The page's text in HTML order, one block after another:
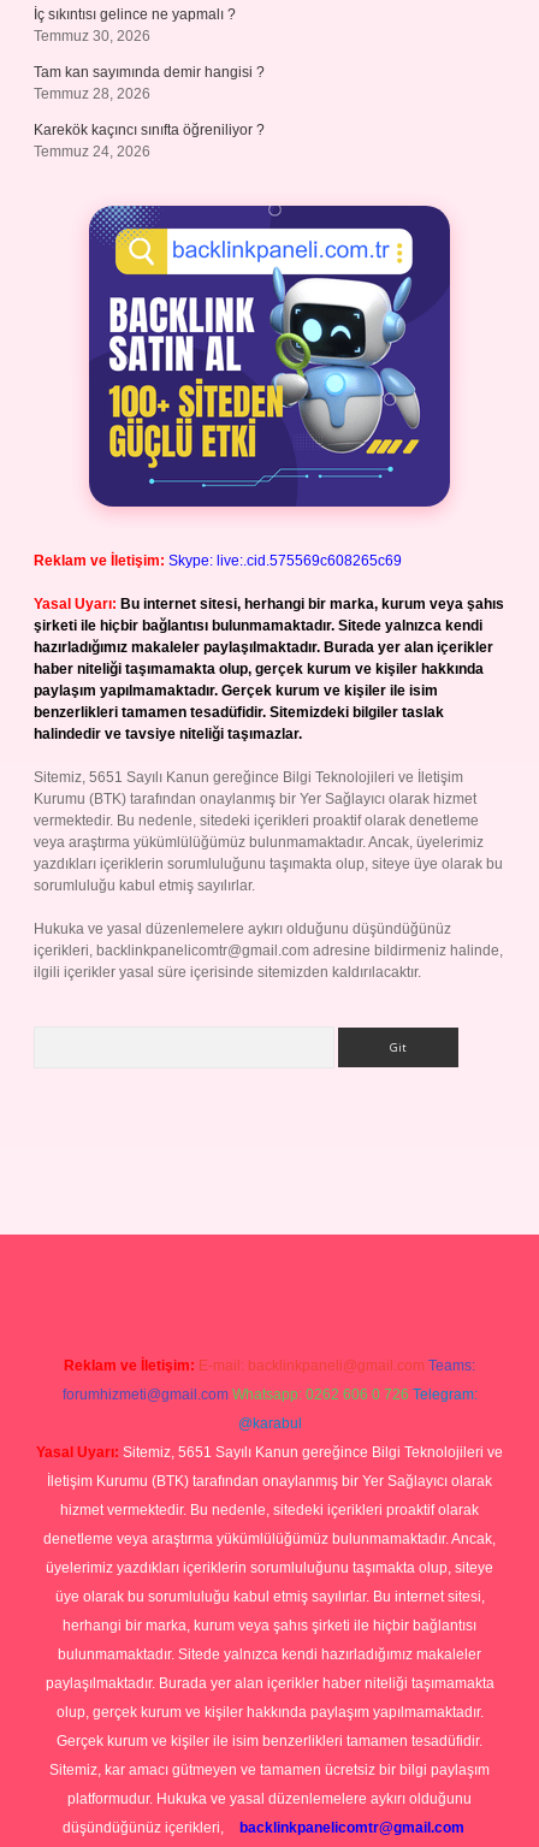
İç sıkıntısı gelince ne yapmalı ?
Temmuz 30, 2026
Tam kan sayımında demir hangisi ?
Temmuz 28, 2026
Karekök kaçıncı sınıfta öğreniliyor ?
Temmuz 24, 2026
Reklam ve İletişim: Skype: live:.cid.575569c608265c69
Yasal Uyarı: Bu internet sitesi, herhangi bir marka, kurum veya şahıs
şirketi ile hiçbir bağlantısı bulunmamaktadır. Sitede yalnızca kendi
hazırladığımız makaleler paylaşılmaktadır. Burada yer alan içerikler
haber niteliği taşımamakta olup, gerçek kurum ve kişiler hakkında
paylaşım yapılmamaktadır. Gerçek kurum ve kişiler ile isim
benzerlikleri tamamen tesadüfidir. Sitemizdeki bilgiler taslak
halindedir ve tavsiye niteliği taşımazlar.
Sitemiz, 5651 Sayılı Kanun gereğince Bilgi Teknolojileri ve İletişim
Kurumu (BTK) tarafından onaylanmış bir Yer Sağlayıcı olarak hizmet
vermektedir. Bu nedenle, sitedeki içerikleri proaktif olarak denetleme
veya araştırma yükümlülüğümüz bulunmamaktadır. Ancak, üyelerimiz
yazdıkları içeriklerin sorumluluğunu taşımakta olup, siteye üye olarak bu
sorumluluğu kabul etmiş sayılırlar.
Hukuka ve yasal düzenlemelere aykırı olduğunu düşündüğünüz
içerikleri, backlinkpanelicomtr@gmail.com adresine bildirmeniz halinde,
ilgili içerikler yasal süre içerisinde sitemizden kaldırılacaktır.
Reklam ve İletişim: E-mail: backlinkpaneli@gmail.com Teams:
forumhizmeti@gmail.com Whatsapp: 0262 606 0 726 Telegram:
@karabul
Yasal Uyarı: Sitemiz, 5651 Sayılı Kanun gereğince Bilgi Teknolojileri ve
İletişim Kurumu (BTK) tarafından onaylanmış bir Yer Sağlayıcı olarak
hizmet vermektedir. Bu nedenle, sitedeki içerikleri proaktif olarak
denetleme veya araştırma yükümlülüğümüz bulunmamaktadır. Ancak,
üyelerimiz yazdıkları içeriklerin sorumluluğunu taşımakta olup, siteye
üye olarak bu sorumluluğu kabul etmiş sayılırlar. Bu internet sitesi,
herhangi bir marka, kurum veya şahıs şirketi ile hiçbir bağlantısı
bulunmamaktadır. Sitede yalnızca kendi hazırladığımız makaleler
paylaşılmaktadır. Burada yer alan içerikler haber niteliği taşımamakta
olup, gerçek kurum ve kişiler hakkında paylaşım yapılmamaktadır.
Gerçek kurum ve kişiler ile isim benzerlikleri tamamen tesadüfidir.
Sitemiz, kar amacı gütmeyen ve tamamen ücretsiz bir bilgi paylaşım
platformudur. Hukuka ve yasal düzenlemelere aykırı olduğunu
düşündüğünüz içerikleri,
backlinkpanelicomtr@gmail.com